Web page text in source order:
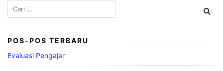
Cari
untuk:
POS-POS TERBARU
Evaluasi Pengajar